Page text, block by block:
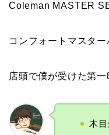
Coleman MASTER
コンフォートマスタ
店頭で僕が受けた第一
木